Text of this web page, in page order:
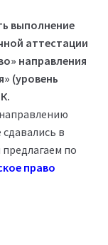
выполнение
аттестации
направления
(уровень
в
по
право